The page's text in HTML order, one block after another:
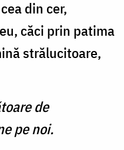
din cer,
căci prin patima
strălucitoare,
de
pe noi.